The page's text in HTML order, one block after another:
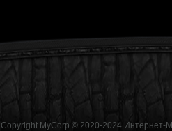
Copyright MyCorp © 2020-2024 Интернет-